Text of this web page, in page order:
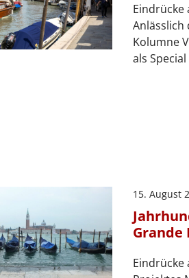
Eindrücke
Kolumne
als
15. August
Grande
Eindrücke